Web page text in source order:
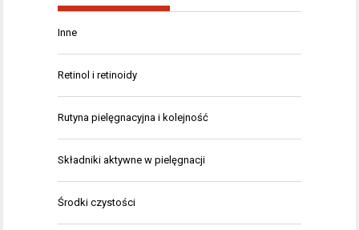
Inne
Retinol i retinoidy
Rutyna pielęgnacyjna i kolejność
Składniki aktywne w pielęgnacji
Środki czystości